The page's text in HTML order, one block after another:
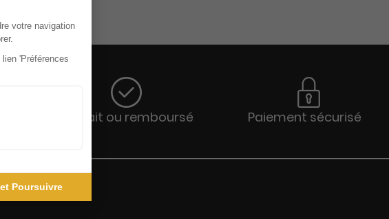
Satisfait ou remboursé Paiement sécurisé